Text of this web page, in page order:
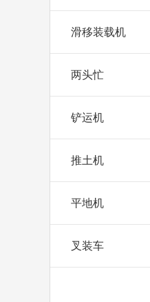
滑移装载机
两头忙
铲运机
推土机
平地机
叉装车